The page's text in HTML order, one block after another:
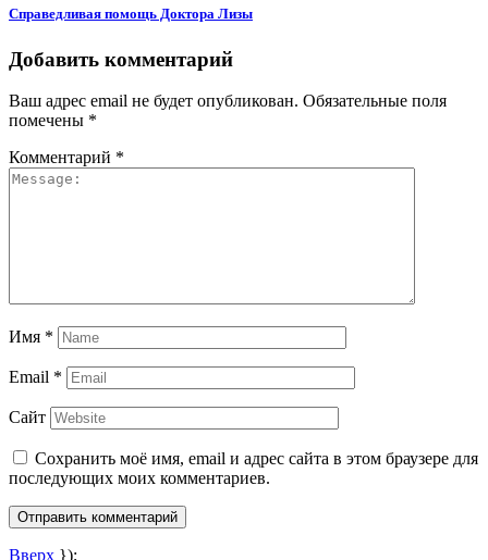
Справедливая помощь Доктора Лизы
Добавить комментарий
Ваш адрес email не будет опубликован. Обязательные поля
помечены *
Комментарий *
Имя *
Email *
Сайт
Сохранить моё имя, email и адрес сайта в этом браузере для
последующих моих комментариев.
Вверх });